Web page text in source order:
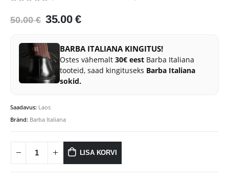
50.00€ Algne
oli:
50.00 €.
35.00 €Praegune
35.00 €.
BARBA ITALIANA KINGITUS!
Ostes vähemalt 30€ eest Barba Italiana
tooteid, saad kingituseks Barba Italiana
sokid.
Saadavus: Laos
Bränd: Barba Italiana
LISA KORVI